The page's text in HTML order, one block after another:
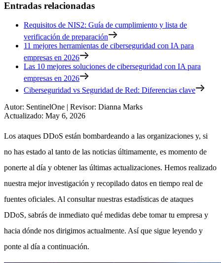
Entradas relacionadas
Requisitos de NIS2: Guía de cumplimiento y lista de
verificación de preparación
11 mejores herramientas de ciberseguridad con IA para
empresas en 2026
Las 10 mejores soluciones de ciberseguridad con IA para
empresas en 2026
Ciberseguridad vs Seguridad de Red: Diferencias clave
Autor: SentinelOne | Revisor: Dianna Marks
Actualizado: May 6, 2026
Los ataques DDoS están bombardeando a las organizaciones y, si
no has estado al tanto de las noticias últimamente, es momento de
ponerte al día y obtener las últimas actualizaciones. Hemos realizado
nuestra mejor investigación y recopilado datos en tiempo real de
fuentes oficiales. Al consultar nuestras estadísticas de ataques
DDoS, sabrás de inmediato qué medidas debe tomar tu empresa y
hacia dónde nos dirigimos actualmente. Así que sigue leyendo y
ponte al día a continuación.